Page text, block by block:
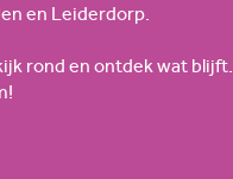
en Leiderdorp.
rond en ontdek wat blijft.